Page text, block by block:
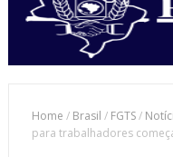
Home / Brasil / FGTS/
para trabalhadores